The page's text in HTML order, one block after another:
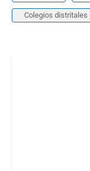
Colegios distritales